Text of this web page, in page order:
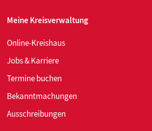
Meine Kreisverwaltung
Online-Kreishaus
Jobs & Karriere
Termine buchen
Bekanntmachungen
Ausschreibungen